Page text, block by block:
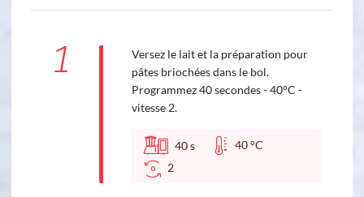
1
Versez le lait et la préparation pour
pâtes briochées dans le bol.
Programmez 40 secondes - 40°C -
vitesse 2.
40s
40 °C
2